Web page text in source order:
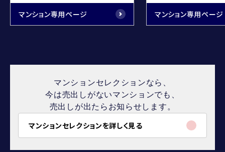
マンション専用ページ マンション専用ページ
マンションセレクションなら、
今は売出しがないマンションでも、
売出しが出たらお知らせします。
マンションセレクションを詳しく見る